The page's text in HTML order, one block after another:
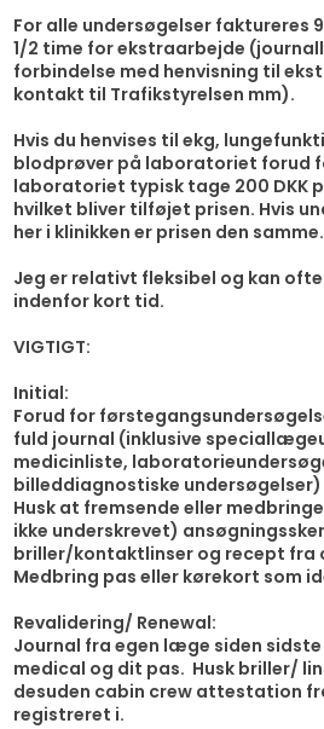
For alle undersøgelser faktureres
1/2 time for ekstraarbejde
forbindelse med henvisning til
kontakt til Trafikstyrelsen mm).
Hvis du henvises til ekg,
blodprøver på laboratoriet forud
laboratoriet typisk tage 200 DKK
hvilket bliver tilføjet prisen. Hvis
her i klinikken er prisen den samme.
Jeg er relativt fleksibel og kan
indenfor kort tid.
VIGTIGT:
Initial:
Forud for
fuld journal (inklusive
medicinliste,
billeddiagnostiske
Husk at fremsende eller
ikke underskrevet)
briller/kontaktlinser og recept fra
Medbring pas eller kørekort som
Revalidering/ Renewal:
Journal fra egen læge siden
medical og dit pas. Husk briller/
desuden cabin crew attestation
registreret i.